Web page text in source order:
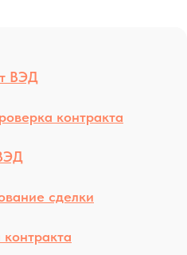
ВЭД
контракта
сделки